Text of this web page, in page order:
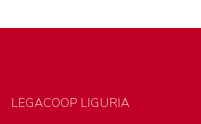
LEGACOOP LIGURIA